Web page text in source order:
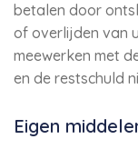
betalen door
of overlijden van
meewerken met
en de restschuld
Eigen